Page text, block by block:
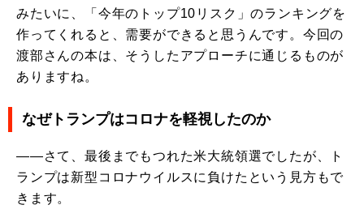
みたいに、「今年のトップ10リスク」のランキングを
作ってくれると、需要ができると思うんです。今回の
渡部さんの本は、そうしたアプローチに通じるものが
ありますね。
なぜトランプはコロナを軽視したのか
――さて、最後までもつれた米大統領選でしたが、ト
ランプは新型コロナウイルスに負けたという見方もで
きます。